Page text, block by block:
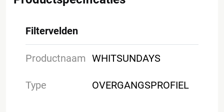
Filtervelden
Productnaam WHITSUNDAYS
Type OVERGANGSPROFIEL